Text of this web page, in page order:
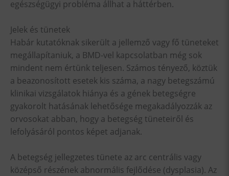
egészségügyi probléma állhat a háttérben.
Jelek és tünetek
Habár kutatóknak sikerült a jellemző vagy fő tüneteket
megállapítaniuk, a BMD-vel kapcsolatban még sok
mindent nem értünk teljesen. Számos tényező, köztük
a beazonosított esetek kis száma, a nagy betegszámú
klinikai vizsgálatok hiánya és a gének betegségre
gyakorolt hatásának lehetősége megakadályozzák az
orvosokat abban, hogy a betegség tüneteiről és
lefolyásáról pontos képet adjanak.
A betegség jellegzetes tünete az arc centrális vagy
középső részének abnormális fejlődése (dysplasia). Az